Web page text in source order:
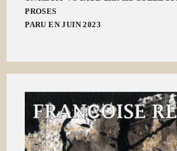
PROSES
PARU EN JUIN 2023